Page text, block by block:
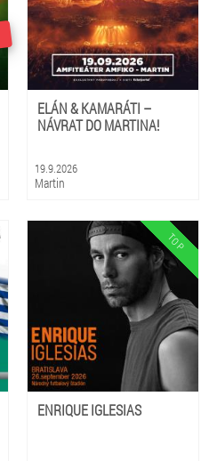
ELÁN & KAMARÁTI –
NÁVRAT DO MARTINA!
19.9.2026
Martin
ENRIQUE IGLESIAS